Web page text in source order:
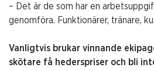
– Det är de som har en
genomföra. Funktionärer, tränare,
Vanligtvis brukar vinnande
skötare få hederspriser och bli